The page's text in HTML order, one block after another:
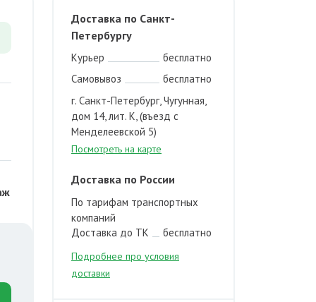
Доставка по Санкт-
Петербургу
Курьер
бесплатно
Самовывоз
бесплатно
г. Санкт-Петербург, Чугунная,
дом 14, лит. К, (въезд с
Менделеевской 5)
Посмотреть на карте
Доставка по России
По тарифам транспортных
компаний
Доставка до ТК
бесплатно
Подробнее про условия
доставки